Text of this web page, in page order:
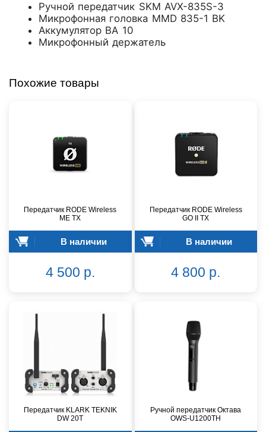
Ручной передатчик SKM AVX-835S-3
Микрофонная головка MMD 835-1 BK
Аккумулятор BA 10
Микрофонный держатель
Похожие товары
Передатчик RODE Wireless
ME TX
В наличии
4 500 р.
Передатчик RODE Wireless
GO II TX
В наличии
4 800 р.
Передатчик KLARK TEKNIK
DW 20T
Ручной передатчик Октава
OWS-U1200TH